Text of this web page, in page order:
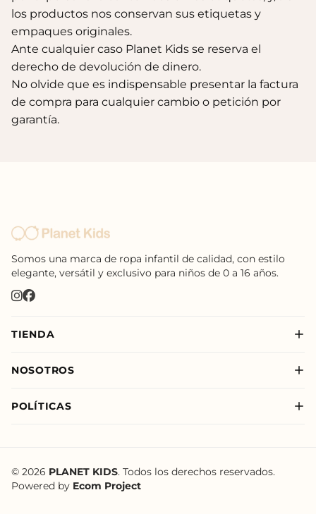
los productos nos conservan sus etiquetas y
empaques originales.
Ante cualquier caso Planet Kids se reserva el
derecho de devolución de dinero.
No olvide que es indispensable presentar la factura
de compra para cualquier cambio o petición por
garantía.
Somos una marca de ropa infantil de calidad, con estilo
elegante, versátil y exclusivo para niños de 0 a 16 años.
TIENDA
Niño
NOSOTROS
Nuestras Tiendas
POLÍTICAS
Política de Tratamiento de Datos de Planet Kids
Términos y Condiciones
© 2026 PLANET KIDS. Todos los derechos reservados.
Powered by Ecom Project